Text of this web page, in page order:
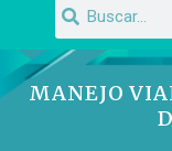
MANEJO